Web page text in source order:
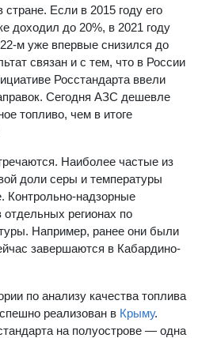
стране. Если в 2015 году его
доходил до 20%, в 2021 году
м уже впервые снизился до
связан и с тем, что в России
Росстандарта ввели
Сегодня АЗС дешевле
топливо, чем в итоге
Наиболее частые из
доли серы и температуры
Контрольно-надзорные
отдельных регионах по
Например, ранее они были
завершаются в Кабардино-
по анализу качества топлива
реализован в Крыму.
на полуострове — одна